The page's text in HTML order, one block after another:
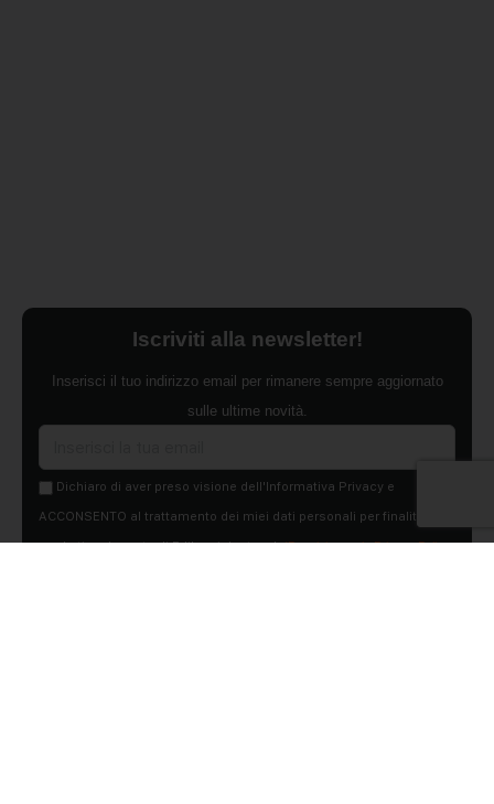
Iscriviti alla newsletter!
Inserisci il tuo indirizzo email per rimanere sempre aggiornato
sulle ultime novità.
Dichiaro di aver preso visione dell'Informativa Privacy e
ACCONSENTO al trattamento dei miei dati personali per finalità di
marketing da parte di Edilsocialnetwork(Per visionare la Privacy Policy